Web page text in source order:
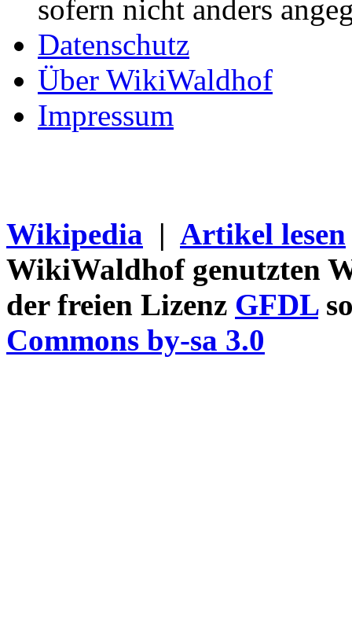
sofern nicht anders
Datenschutz
Über WikiWaldhof
Impressum
Wikipedia | Artikel lesen
WikiWaldhof genutzten
der freien Lizenz GFDL
Commons by-sa 3.0